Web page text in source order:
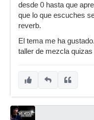
desde 0 hasta que
que lo que escuches
reverb.
El tema me ha
taller de mezcla